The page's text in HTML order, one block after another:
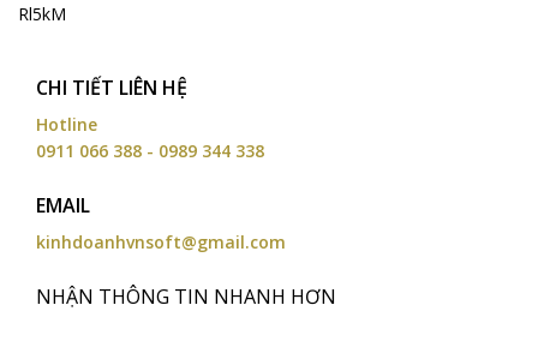
Rl5kM
CHI TIẾT LIÊN HỆ
Hotline
0911 066 388 - 0989 344 338
EMAIL
kinhdoanhvnsoft@gmail.com
NHẬN THÔNG TIN NHANH HƠN